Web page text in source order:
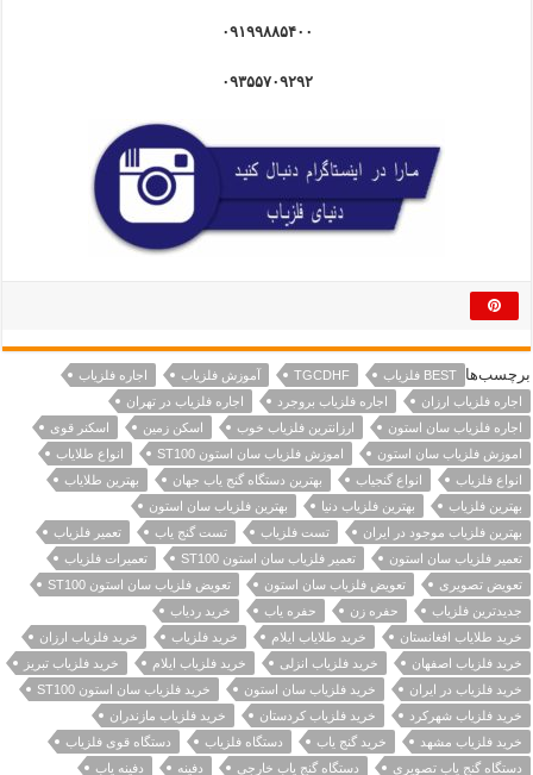
۰۹۱۹۹۸۸۵۴۰۰
۰۹۳۵۵۷۰۹۲۹۲
برچسب‌ها BEST فلزیاب TGCDHF آموزش فلزیاب
اجاره فلزیاب
اجاره فلزیاب ارزان
اجاره فلزیاب بروجرد
اجاره فلزیاب در تهران
اجاره فلزیاب سان استون
ارزانترین فلزیاب خوب اسکن زمین
اسکنر قوی
اموزش فلزیاب سان استون
اموزش فلزیاب سان استون ST100
انواع طلایاب
انواع فلزیاب
انواع گنجیاب بهترین دستگاه گنج یاب جهان
بهترین طلایاب
بهترین فلزیاب
بهترین فلزیاب دنیا
بهترین فلزیاب سان استون
بهترین فلزیاب موجود در ایران
تست فلزیاب تست گنج یاب
تعمیر فلزیاب
تعمیر فلزیاب سان استون
تعمیر فلزیاب سان استون ST100
تعمیرات فلزیاب
تعویض تصویری
تعویض فلزیاب سان استون
تعویض فلزیاب سان استون ST100
جدیدترین فلزیاب
حفره زن حفره یاب
خرید ردیاب
خرید طلایاب افغانستان
خرید طلایاب ایلام خرید فلزیاب
خرید فلزیاب ارزان
خرید فلزیاب اصفهان
خرید فلزیاب انزلی خرید فلزیاب ایلام
خرید فلزیاب تبریز
خرید فلزیاب در ایران
خرید فلزیاب سان استون
خرید فلزیاب سان استون ST100
خرید فلزیاب شهرکرد
خرید فلزیاب کردستان
خرید فلزیاب مازندران
خرید فلزیاب مشهد
خرید گنج یاب دستگاه فلزیاب
دستگاه قوی فلزیاب
دستگاه گنج یاب تصویری
دستگاه گنج یاب خارجی دفینه دفینه یاب